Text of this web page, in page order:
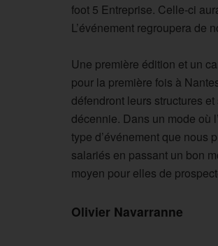
foot 5 Entreprise. Celle-ci
L’événement regroupera de
Une première édition et un
pour la première fois à
défendront leurs structures
décennie. Dans un mode où
type d’événement que nous
salariés en passant un bon
moyen pour elles de
Olivier Navarranne